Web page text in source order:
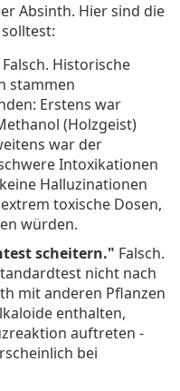
Absinth. Hier sind die
Falsch. Historische
stammen
Erstens war
(Holzgeist)
war der
Intoxikationen
Halluzinationen
toxische Dosen,
würden.
scheitern." Falsch.
nicht nach
mit anderen Pflanzen
enthalten,
auftreten -
bei